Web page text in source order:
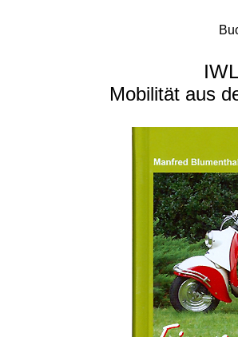
Mobilität aus